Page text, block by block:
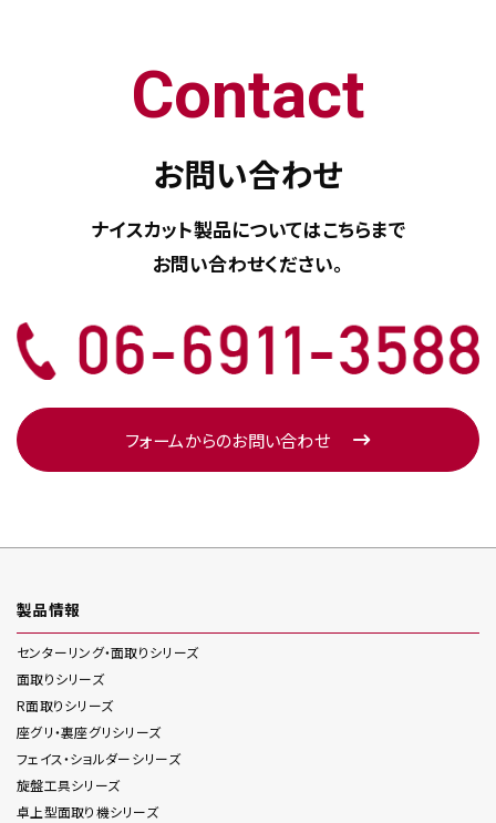
Contact
お問い合わせ
ナイスカット製品についてはこちらまで
お問い合わせください。
フォームからのお問い合わせ
製品情報
センターリング・面取りシリーズ
面取りシリーズ
R面取りシリーズ
座グリ・裏座グリシリーズ
フェイス・ショルダーシリーズ
旋盤工具シリーズ
卓上型面取り機シリーズ